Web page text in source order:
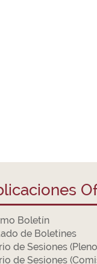
Boletín
de Boletines
de Sesiones
de Sesiones